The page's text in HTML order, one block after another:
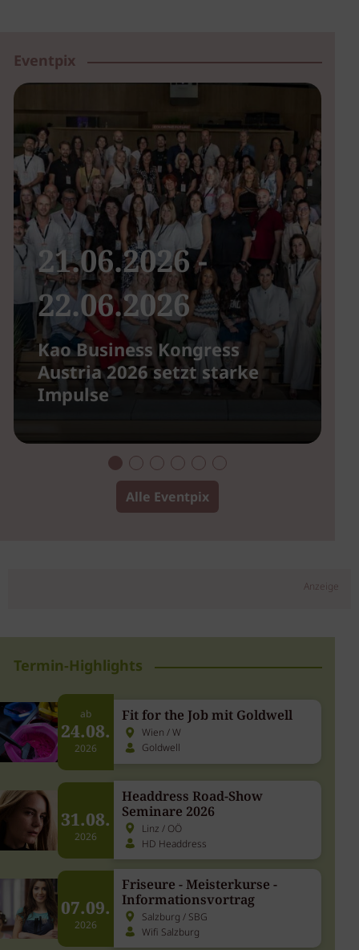
Eventpix
21.06.2026 -
22.06.2026
Kao Business Kongress
Austria 2026 setzt starke
Impulse
Alle Eventpix
Anzeige
Termin-Highlights
ab
24.08.
2026
Fit for the Job mit Goldwell
Wien / W
Goldwell
31.08.
2026
Headdress Road-Show
Seminare 2026
Linz / OÖ
HD Headdress
07.09.
2026
Friseure - Meisterkurse -
Informationsvortrag
Salzburg / SBG
Wifi Salzburg